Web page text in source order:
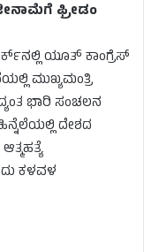
ಫ್ರೀಡಂ
ಯೂತ್ ಕಾಂಗ್ರೆಸ್
ಮುಖ್ಯಮಂತ್ರಿ
ಭಾರಿ ಸಂಚಲನ
ದೇಶದ
ಕಳವಳ